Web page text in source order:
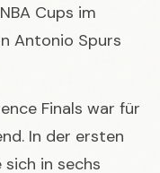
Cups im
Antonio Spurs
Finals war für
In der ersten
in sechs